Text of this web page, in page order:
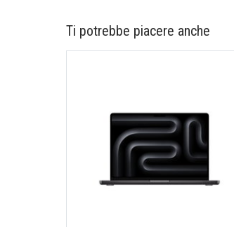
Ti potrebbe piacere anche